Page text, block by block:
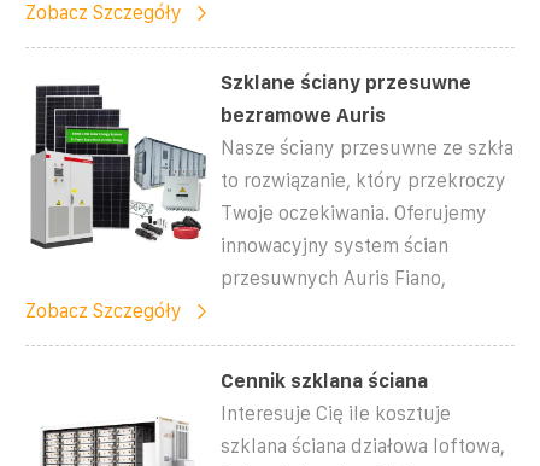
Zobacz Szczegóły
Szklane ściany przesuwne
bezramowe Auris
Nasze ściany przesuwne ze szkła
to rozwiązanie, który przekroczy
Twoje oczekiwania. Oferujemy
innowacyjny system ścian
przesuwnych Auris Fiano,
Zobacz Szczegóły
Cennik szklana ściana
Interesuje Cię ile kosztuje
szklana ściana działowa loftowa,